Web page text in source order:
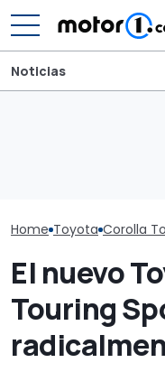
Noticias
Home Toyota Corolla
El nuevo
Touring